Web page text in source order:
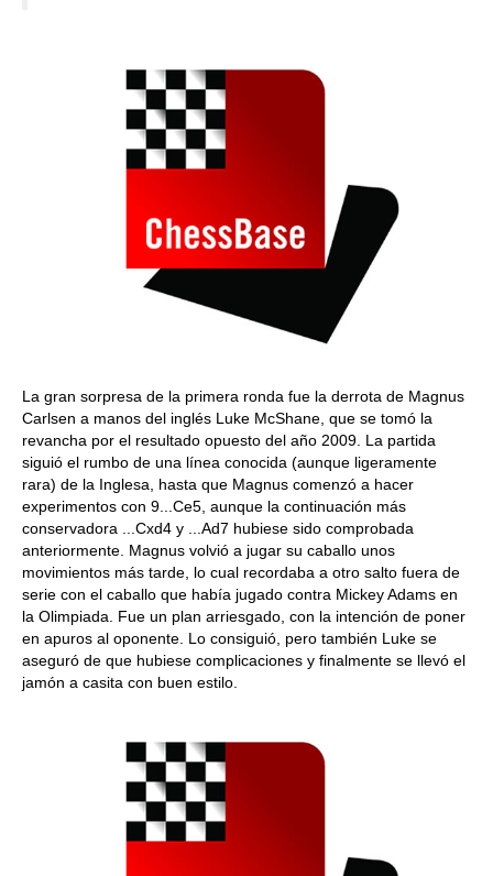
La gran sorpresa de la primera ronda fue la derrota de Magnus
Carlsen a manos del inglés Luke McShane, que se tomó la
revancha por el resultado opuesto del año 2009. La partida
siguió el rumbo de una línea conocida (aunque ligeramente
rara) de la Inglesa, hasta que Magnus comenzó a hacer
experimentos con 9...Ce5, aunque la continuación más
conservadora ...Cxd4 y ...Ad7 hubiese sido comprobada
anteriormente. Magnus volvió a jugar su caballo unos
movimientos más tarde, lo cual recordaba a otro salto fuera de
serie con el caballo que había jugado contra Mickey Adams en
la Olimpiada. Fue un plan arriesgado, con la intención de poner
en apuros al oponente. Lo consiguió, pero también Luke se
aseguró de que hubiese complicaciones y finalmente se llevó el
jamón a casita con buen estilo.